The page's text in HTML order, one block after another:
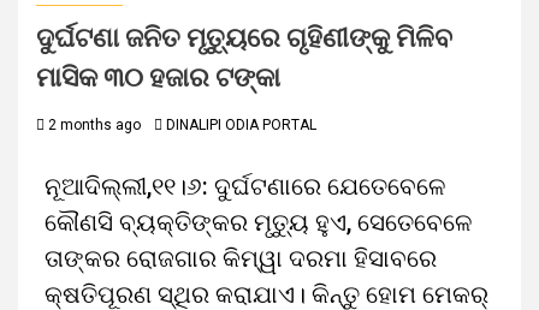
ଦୁର୍ଘଟଣା ଜନିତ ମୃତ୍ୟୁରେ ଗୃହିଣୀଙ୍କୁ ମିଳିବ
ମାସିକ ୩୦ ହଜାର ଟଙ୍କା
2 months ago DINALIPI ODIA PORTAL
ନୂଆଦିଲ୍ଲୀ,୧୧।୬: ଦୁର୍ଘଟଣାରେ ଯେତେବେଳେ
କୌଣସି ବ୍ୟକ୍ତିଙ୍କର ମୃତ୍ୟୁ ହୁଏ, ସେତେବେଳେ
ତାଙ୍କର ରୋଜଗାର କିମ୍ୱା ଦରମା ହିସାବରେ
କ୍ଷତିପୂରଣ ସ୍ଥିର କରାଯାଏ। କିନ୍ତୁ ହୋମ ମେକର୍‌